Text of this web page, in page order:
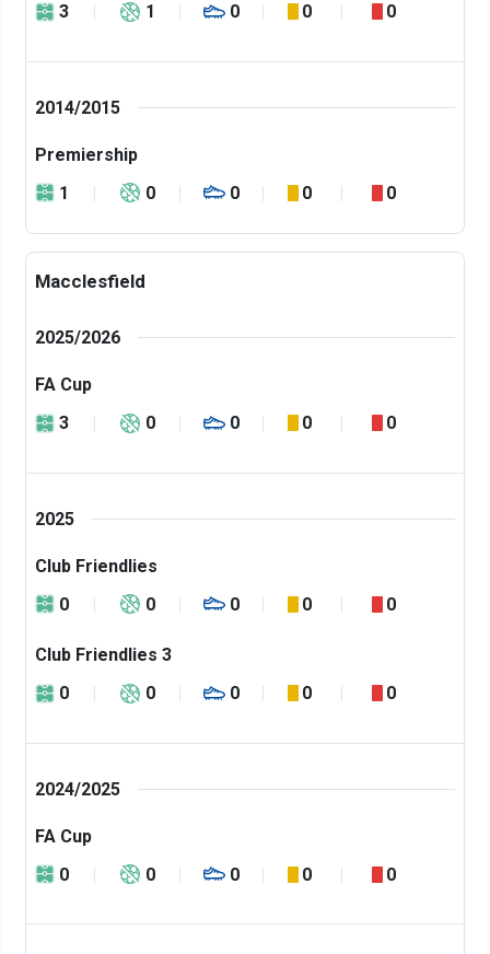
3
1 0 0 0
2014/2015
Premiership
1
0 0 0 0
Macclesfield
2025/2026
FA Cup
3
0 0 0 0
2025
Club Friendlies
0
0 0 0 0
Club Friendlies 3
0
0 0 0 0
2024/2025
FA Cup
0
0 0 0 0